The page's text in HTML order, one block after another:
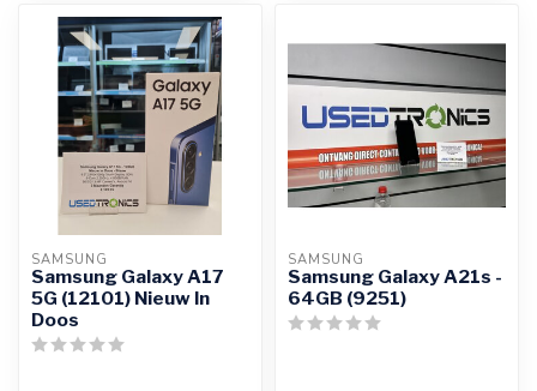
SAMSUNG
Samsung Galaxy A17
5G (12101) Nieuw In
Doos
SAMSUNG
Samsung Galaxy A21s -
64GB (9251)